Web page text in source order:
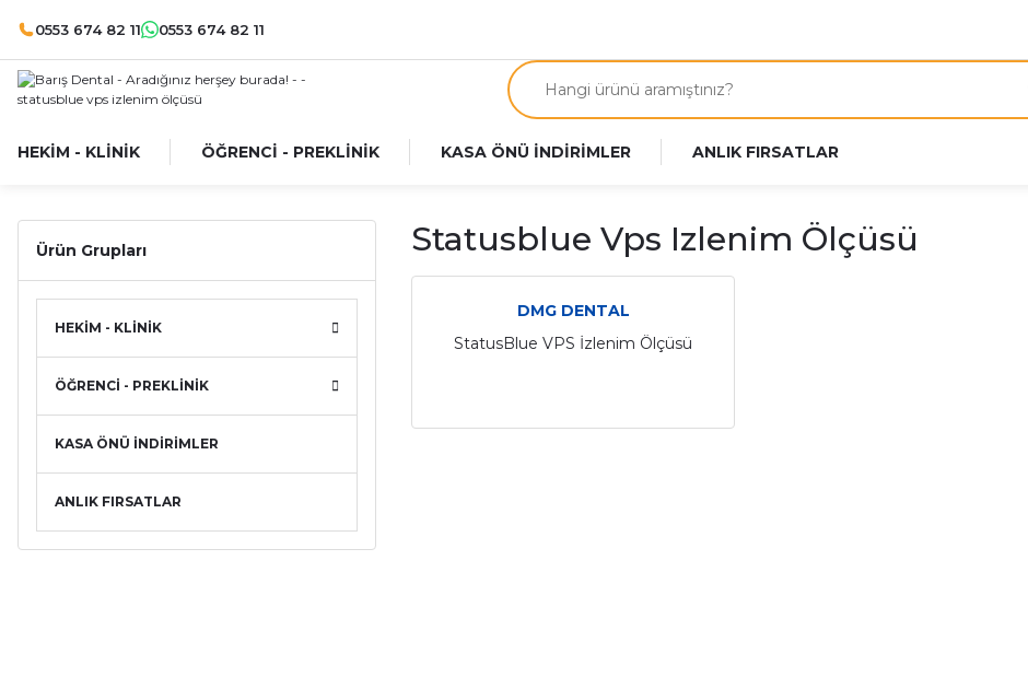
0553 674 82 11 0553 674 82 11
HEKİM - KLİNİK ÖĞRENCİ - PREKLİNİK KASA ÖNÜ İNDİRİMLER ANLIK FIRSATLAR
Ürün Grupları
HEKİM - KLİNİK
ÖĞRENCİ - PREKLİNİK
KASA ÖNÜ İNDİRİMLER
ANLIK FIRSATLAR
Statusblue Vps Izlenim Ölçüsü
DMG DENTAL
StatusBlue VPS İzlenim Ölçüsü